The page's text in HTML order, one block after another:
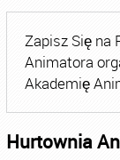
Zapisz Się na
Animatora
Akademię
Hurtownia